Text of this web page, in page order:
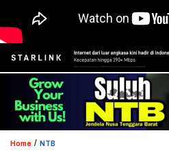
Home / NTB